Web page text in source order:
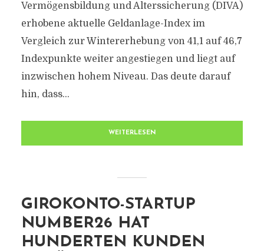
Vermögensbildung und Alterssicherung (DIVA)
erhobene aktuelle Geldanlage-Index im
Vergleich zur Wintererhebung von 41,1 auf 46,7
Indexpunkte weiter angestiegen und liegt auf
inzwischen hohem Niveau. Das deute darauf
hin, dass...
WEITERLESEN
GIROKONTO-STARTUP
NUMBER26 HAT
HUNDERTEN KUNDEN